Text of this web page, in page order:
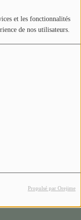
et les fonctionnalités
de nos utilisateurs.
Propulsé par Orejime